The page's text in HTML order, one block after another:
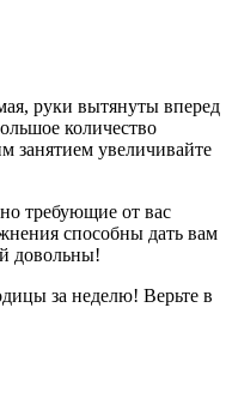
руки вытянуты вперед
количество
занятием увеличивайте
требующие от вас
способны дать вам
довольны!
за неделю! Верьте в